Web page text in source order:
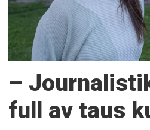
–
full av taus